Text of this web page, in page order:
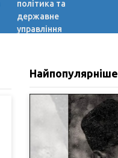
політика та
державне
управління
Найпопулярніше